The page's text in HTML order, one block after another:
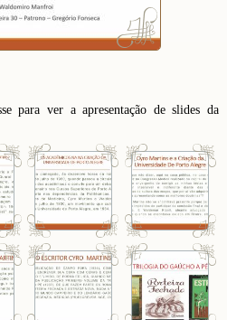
para ver a apresentação de slides da